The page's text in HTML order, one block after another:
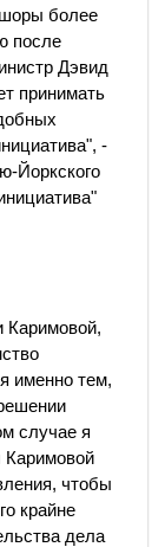
более
после
Дэвид
принимать
-
Йоркского
Каримовой,
именно тем,
случае я
Каримовой
чтобы
крайне
дела